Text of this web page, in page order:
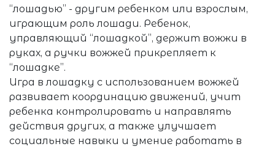
“лошадью” - другим ребенком или взрослым,
играющим роль лошади. Ребенок,
управляющий “лошадкой”, держит вожжи в
руках, а ручки вожжей прикрепляет к
“лошадке”.
Игра в лошадку с использованием вожжей
развивает координацию движений, учит
ребенка контролировать и направлять
действия других, а также улучшает
социальные навыки и умение работать в